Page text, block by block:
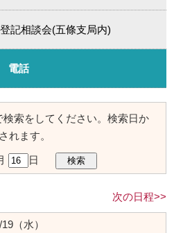
記相談会(五條支局内)
電話
索をしてください。検索日か
れます。
日
次の日程>>
（水）